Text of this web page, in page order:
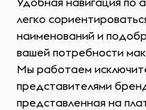
легко
наименований и
вашей потребности
Мы работаем
представителями
представленная на